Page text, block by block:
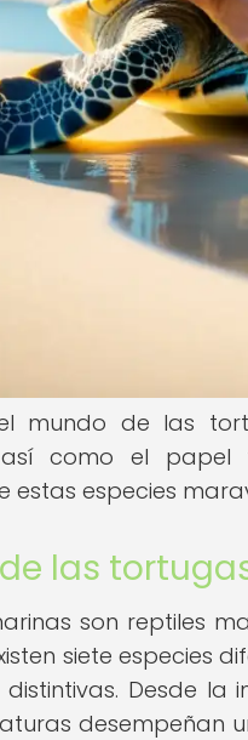
el mundo de las
así como el
estas especies
las
son reptiles
siete especies
Desde
desempeñan